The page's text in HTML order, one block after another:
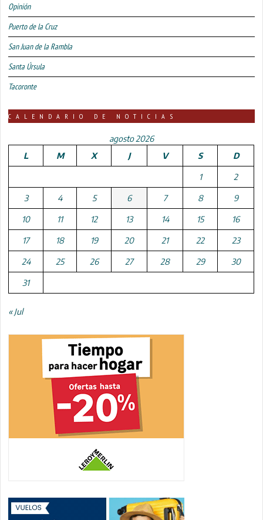
Opinión
Puerto de la Cruz
San Juan de la Rambla
Santa Úrsula
Tacoronte
CALENDARIO DE NOTICIAS
agosto 2026
L
M X J V S D
1 2
3 4 5 6 7 8 9
10 11 12 13 14 15 16
17 18 19 20 21 22 23
24 25 26 27 28 29 30
31
« Jul